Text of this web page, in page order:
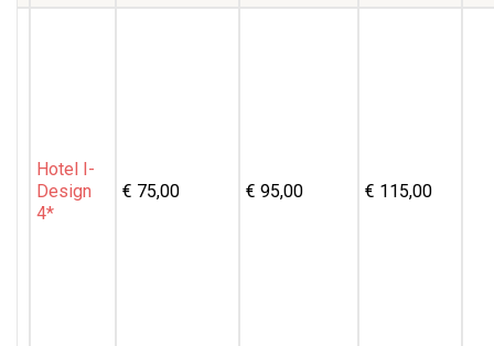
Hotel I-
Design
4*
€ 75,00 € 95,00 € 115,00